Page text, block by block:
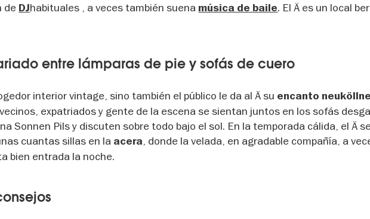
de DJhabituales , a veces también suena música de baile. El Ä es un local
entre lámparas de pie y sofás de cuero
interior vintage, sino también el público le da al Ä su encanto
expatriados y gente de la escena se sientan juntos en los sofás
Sonnen Pils y discuten sobre todo bajo el sol. En la temporada cálida, el Ä
cuantas sillas en la acera, donde la velada, en agradable compañía, a
bien entrada la noche.